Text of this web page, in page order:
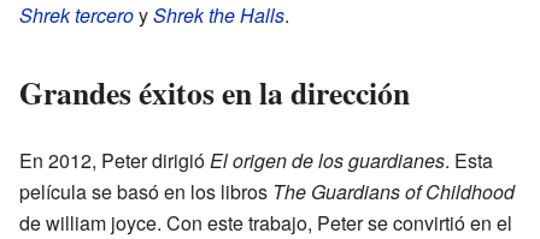
Shrek terceroyShrek the Halls.
Grandes éxitos en la dirección
En 2012, Peter dirigióEl origen de los guardianes. Esta
película se basó en los libros The Guardians of Childhood
de william joyce. Con este trabajo, Peter se convirtió en el